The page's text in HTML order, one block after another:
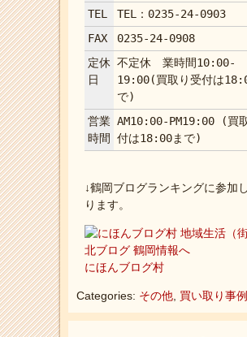
TEL
TEL：0235-24-0903
FAX
0235-24-0908
定休
日
不定休 業時間10:00-
19:00(買取り受付は
で)
営業
時間
AM10:00-PM19:00 (買
付は18:00まで)
↓鶴岡ブログランキングに参加
ります。
にほんブログ村
Categories: その他 買い取り事例